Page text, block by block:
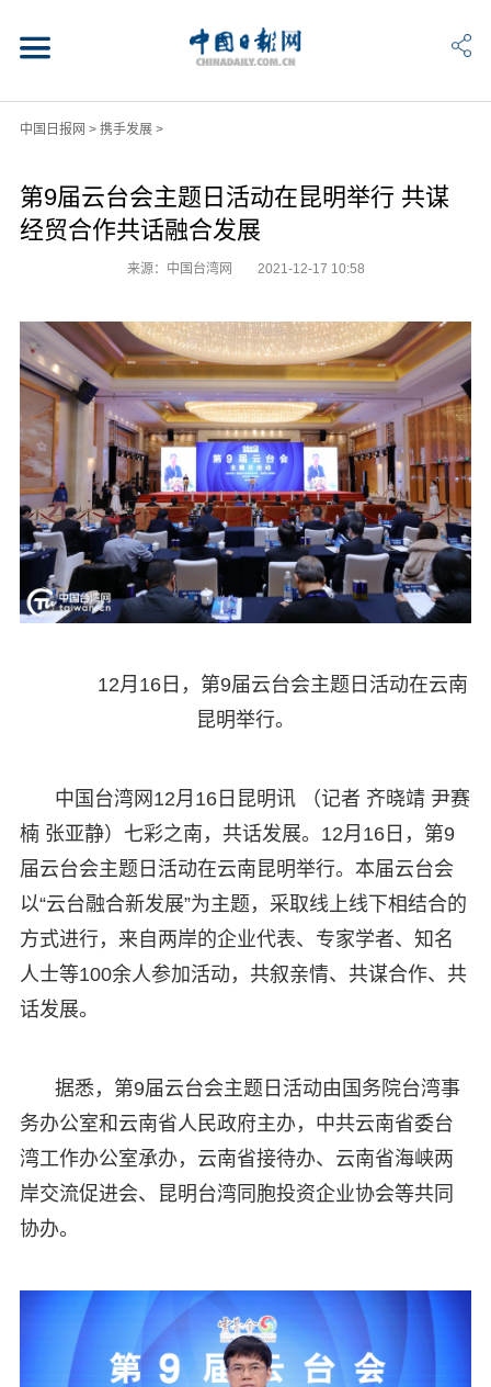
中国日报网 > 携手发展>
第9届云台会主题日活动在昆明举行 共谋
经贸合作共话融合发展
来源：中国台湾网 2021-12-17 10:58
12月16日，第9届云台会主题日活动在云南
昆明举行。
中国台湾网12月16日昆明讯 （记者 齐晓靖 尹赛
楠 张亚静）七彩之南，共话发展。12月16日，第9
届云台会主题日活动在云南昆明举行。本届云台会
以“云台融合新发展”为主题，采取线上线下相结合的
方式进行，来自两岸的企业代表、专家学者、知名
人士等100余人参加活动，共叙亲情、共谋合作、共
话发展。
据悉，第9届云台会主题日活动由国务院台湾事
务办公室和云南省人民政府主办，中共云南省委台
湾工作办公室承办，云南省接待办、云南省海峡两
岸交流促进会、昆明台湾同胞投资企业协会等共同
协办。